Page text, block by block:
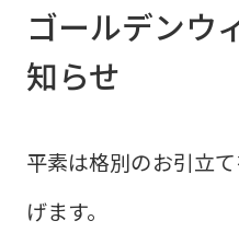
ゴールデンウ
知らせ
平素は格別のお引立
げます。